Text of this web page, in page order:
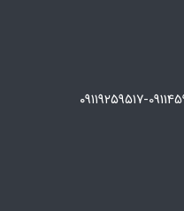
09114598019